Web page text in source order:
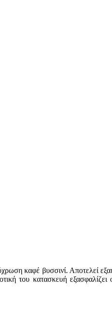
καφέ βυσσινί. Αποτελεί
του κατασκευή εξασφαλίζει